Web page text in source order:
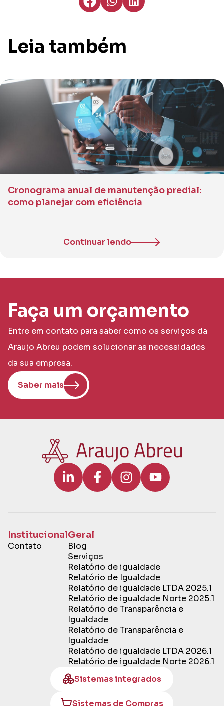
Leia também
Cronograma anual de manutenção predial:
como planejar com eficiência
Continuar lendo
Faça um orçamento
Entre em contato para saber como os serviços da
Araujo Abreu podem solucionar as necessidades
da sua empresa.
Saber mais
Institucional
Contato
Geral
Blog
Serviços
Relatório de igualdade
Relatório de Igualdade
Relatório de igualdade LTDA 2025.1
Relatório de igualdade Norte 2025.1
Relatório de Transparência e
Igualdade
Relatório de Transparência e
Igualdade
Relatório de igualdade LTDA 2026.1
Relatório de igualdade Norte 2026.1
Sistemas integrados
Sistemas de Compras